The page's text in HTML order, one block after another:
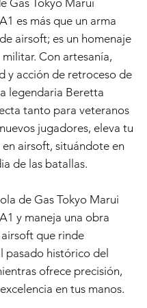
Gas Tokyo Marui
es más que un arma
airsoft; es un homenaje
militar. Con artesanía,
y acción de retroceso de
legendaria Beretta
tanto para veteranos
jugadores, eleva tu
airsoft, situándote en
de las batallas.
de Gas Tokyo Marui
y maneja una obra
que rinde
pasado histórico del
ofrece precisión,
en tus manos.